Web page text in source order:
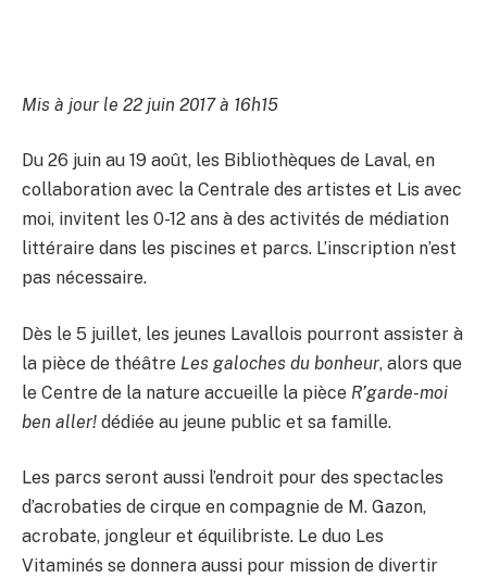
Mis à jour le 22 juin 2017 à 16h15
Du 26 juin au 19 août, les Bibliothèques de Laval, en
collaboration avec la Centrale des artistes et Lis avec
moi, invitent les 0-12 ans à des activités de médiation
littéraire dans les piscines et parcs. L’inscription n’est
pas nécessaire.
Dès le 5 juillet, les jeunes Lavallois pourront assister à
la pièce de théâtre Les galoches du bonheur, alors que
le Centre de la nature accueille la pièce R’garde-moi
ben aller! dédiée au jeune public et sa famille.
Les parcs seront aussi l’endroit pour des spectacles
d’acrobaties de cirque en compagnie de M. Gazon,
acrobate, jongleur et équilibriste. Le duo Les
Vitaminés se donnera aussi pour mission de divertir